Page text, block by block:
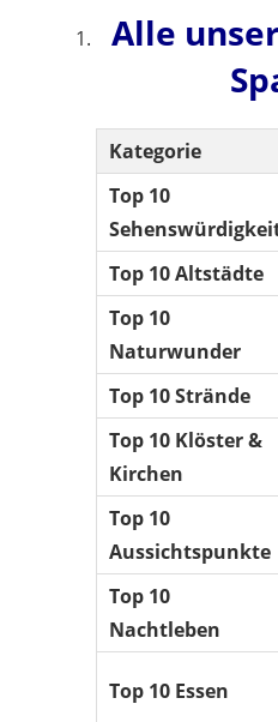
Alle
Kategorie
Top 10
Top 10 Altstädte
Top 10
Naturwunder
Top 10 Strände
Top 10 Klöster &
Kirchen
Top 10
Aussichtspunkte
Top 10
Nachtleben
Top 10 Essen